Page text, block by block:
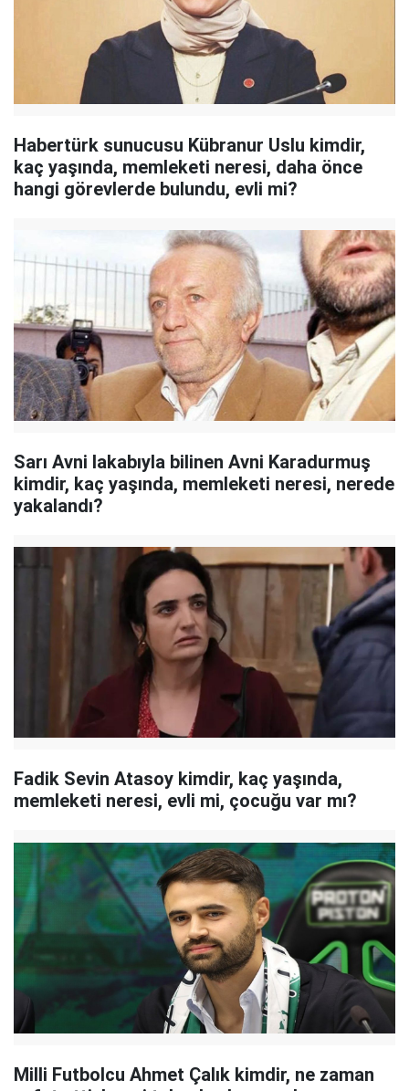
Habertürk sunucusu Kübranur Uslu kimdir,
kaç yaşında, memleketi neresi, daha önce
hangi görevlerde bulundu, evli mi?
Sarı Avni lakabıyla bilinen Avni Karadurmuş
kimdir, kaç yaşında, memleketi neresi, nerede
yakalandı?
Fadik Sevin Atasoy kimdir, kaç yaşında,
memleketi neresi, evli mi, çocuğu var mı?
Milli Futbolcu Ahmet Çalık kimdir, ne zaman